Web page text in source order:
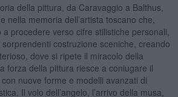
della pittura, da Caravaggio a Balthus,
nella memoria dell’artista toscano che,
procedere verso cifre stilistiche personali,
costruzione sceniche, creando
dove si ripete il miracolo della
forza della pittura riesce a coniugare il
nuove forme e modelli avanzati di
Il volo dell’angelo, l’arrivo della musa,